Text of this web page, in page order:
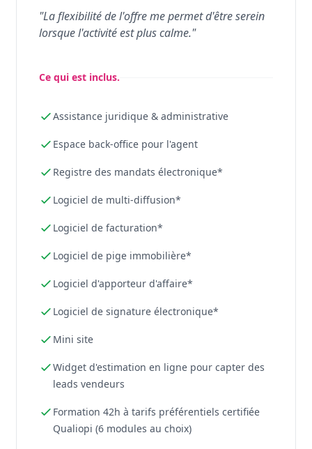
"La flexibilité de l'offre me permet d'être serein
lorsque l'activité est plus calme."
Ce qui est inclus.
Assistance juridique & administrative
Espace back-office pour l'agent
Registre des mandats électronique*
Logiciel de multi-diffusion*
Logiciel de facturation*
Logiciel de pige immobilière*
Logiciel d'apporteur d'affaire*
Logiciel de signature électronique*
Mini site
Widget d'estimation en ligne pour capter des
leads vendeurs
Formation 42h à tarifs préférentiels certifiée
Qualiopi (6 modules au choix)